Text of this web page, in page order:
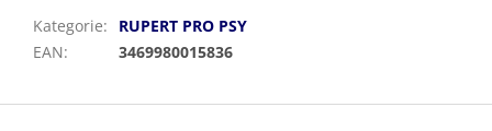
Kategorie:
RUPERT PRO PSY
EAN: 3469980015836
Z